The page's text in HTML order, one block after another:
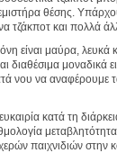
θέσης.
τζάκποτ και πολλά
είναι μαύρα, λευκά
μοναδικά
νου να αναφέρουμε
κατά τη
παιχνιδιών στην